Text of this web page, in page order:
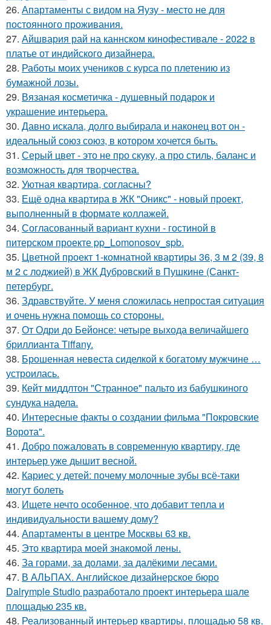
26. Апартаменты с видом на Яузу - место не для
постоянного проживания.
27. Айшвария рай на каннском кинофестивале - 2022 в
платье от индийского дизайнера.
28. Работы моих учеников с курса по плетению из
бумажной лозы.
29. Вязаная косметичка - душевный подарок и
украшение интерьера.
30. Давно искала, долго выбирала и наконец вот он -
идеальный союз союз, в котором хочется быть.
31. Серый цвет - это не про скуку, а про стиль, баланс и
возможность для творчества.
32. Уютная квартира, согласны?
33. Ещё одна квартира в ЖК "Оникс" - новый проект,
выполненный в формате коллажей.
34. Согласованный вариант кухни - гостиной в
питерском проекте pp_Lomonosov_spb.
35. Цветной проект 1-комнатной квартиры 36, 3 м 2 (39, 8
м 2 с лоджией) в ЖК Дубровский в Пушкине (Санкт-
петербург.
36. Здравствуйте. У меня сложилась непростая ситуация
и очень нужна помощь со стороны.
37. От Одри до Бейонсе: четыре выхода величайшего
бриллианта Tiffany.
38. Брошенная невеста сиделкой к богатому мужчине …
устроилась.
39. Кейт миддлтон "Странное" пальто из бабушкиного
сундука надела.
40. Интересные факты о создании фильма "Покровские
Ворота".
41. Добро пожаловать в современную квартиру, где
интерьер уже дышит весной.
42. Кариес у детей: почему молочные зубы всё-таки
могут болеть
43. Ищете нечто особенное, что добавит тепла и
индивидуальности вашему дому?
44. Апартаменты в центре Москвы 63 кв.
45. Это квартира моей знакомой лены.
46. За горами, за долами, за далёкими лесами.
47. В АЛЬПАХ. Английское дизайнерское бюро
Dalrymple Studio разработало проект интерьера шале
площадью 235 кв.
48. Реализованный интерьер квартиры, площадью 58 кв.